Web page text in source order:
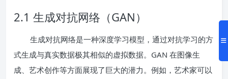
2.1 生成对抗网络（GAN）
生成对抗网络是一种深度学习模型，通过对抗学习的方
式生成与真实数据极其相似的虚拟数据。GAN 在图像生
成、艺术创作等方面展现了巨大的潜力。例如，艺术家可以